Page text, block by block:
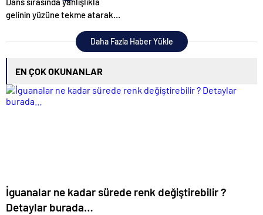
gelinin yüzüne tekme atarak
Daha Fazla Haber Yükle
EN ÇOK OKUNANLAR
İguanalar ne kadar sürede renk değiştirebilir ?
Detaylar burada…